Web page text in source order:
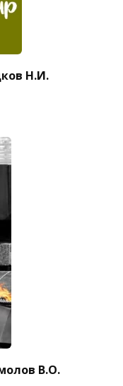
Н.И.
В.О.